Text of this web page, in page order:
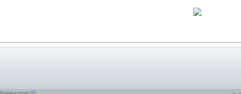
Комментарии (0)